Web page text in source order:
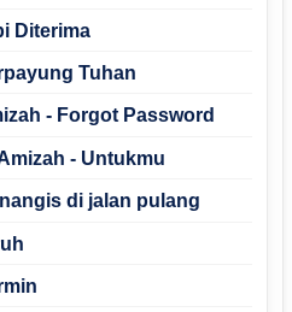
Diterima
Tuhan
- Forgot Password
- Untukmu
di jalan pulang